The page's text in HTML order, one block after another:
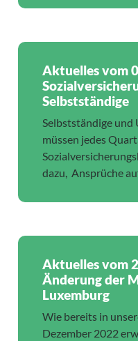
Aktuelles vom
Selbstständige
Selbstständige
müssen jedes
dazu, Ansprüche
Aktuelles vom
Änderung der
Luxemburg
Wie bereits in
Dezember 2022